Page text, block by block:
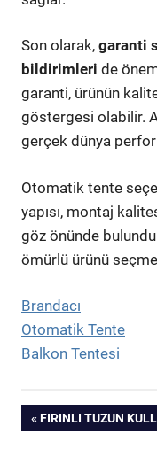
Son olarak, garanti
bildirimleri de
garanti, ürünün
göstergesi olabilir.
gerçek dünya
Otomatik tente
yapısı, montaj
göz önünde
ömürlü ürünü
Brandacı
Otomatik Tente
Balkon Tentesi
Yazı
PREVIOUS
FIRINLI TUZUN